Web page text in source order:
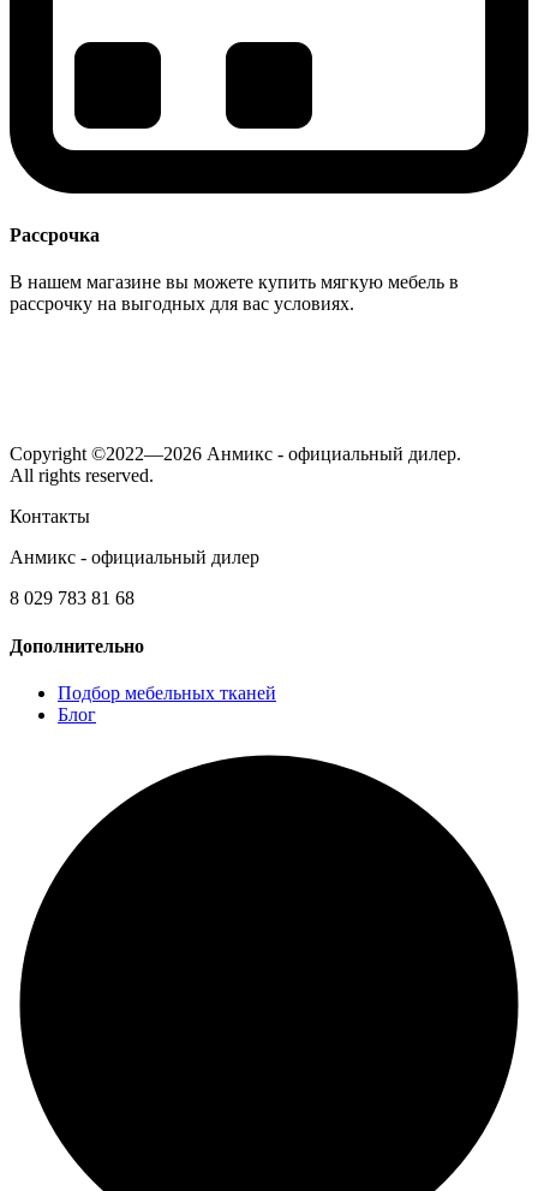
Рассрочка
В нашем магазине вы можете купить мягкую мебель в
рассрочку на выгодных для вас условиях.
Copyright ©2022—2026 Анмикс - официальный дилер.
All rights reserved.
Контакты
Анмикс - официальный дилер
8 029 783 81 68
Дополнительно
Подбор мебельных тканей
Блог